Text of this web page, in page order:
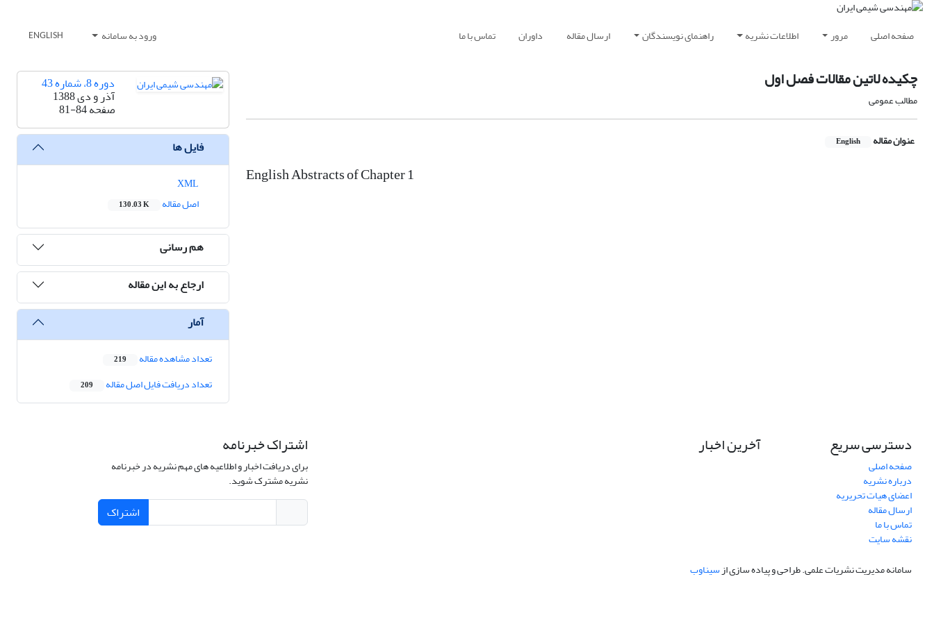
صفحه اصلی مرور اطلاعات نشریه راهنمای نویسندگان ارسال مقاله داوران تماس با ما ورود به سامانه ENGLISH
چکیده لاتین مقالات فصل اول
مطالب عمومی
عنوان مقاله English
English Abstracts of Chapter 1
دوره 8، شماره 43
آذر و دی 1388
صفحه81-84
فایل ها
اصل مقاله
130.03 K
هم رسانی
ارجاع به این مقاله
آمار
تعداد مشاهده مقاله 219
تعداد دریافت فایل اصل مقاله 209
دسترسی سریع
صفحه اصلی
درباره نشریه
اعضای هیات تحریریه
ارسال مقاله
تماس با ما
نقشه سایت
آخرین اخبار اشتراک خبرنامه
برای دریافت اخبار و اطلاعیه های مهم نشریه در خبرنامه
نشریه مشترک شوید.
اشتراک
سامانه مدیریت نشریات علمی.طراحی و پیاده سازی ازسیناوب